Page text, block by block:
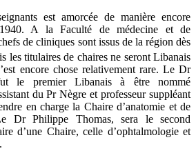
est amorcée de manière encore
A la Faculté de médecine et de
de cliniques sont issus de la région dès
les titulaires de chaires ne seront Libanais
encore chose relativement rare. Le Dr
le premier Libanais à être nommé
du Pr Nègre et professeur suppléant
en charge la Chaire d’anatomie et de
Dr Philippe Thomas, sera le second
d’une Chaire, celle d’ophtalmologie et